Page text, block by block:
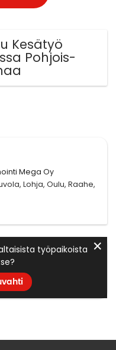
Kesätyö
Pohjois-
Mega Oy
Lohja, Oulu, Raahe,
työpaikoista ✕